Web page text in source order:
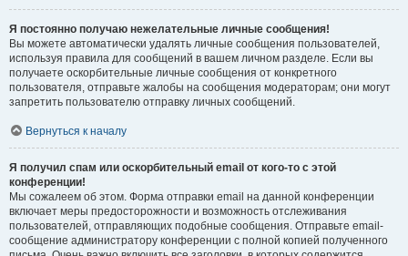
Я постоянно получаю нежелательные личные сообщения!
Вы можете автоматически удалять личные сообщения пользователей,
используя правила для сообщений в вашем личном разделе. Если вы
получаете оскорбительные личные сообщения от конкретного
пользователя, отправьте жалобы на сообщения модераторам; они могут
запретить пользователю отправку личных сообщений.
Вернуться к началу
Я получил спам или оскорбительный email от кого-то с этой
конференции!
Мы сожалеем об этом. Форма отправки email на данной конференции
включает меры предосторожности и возможность отслеживания
пользователей, отправляющих подобные сообщения. Отправьте email-
сообщение администратору конференции с полной копией полученного